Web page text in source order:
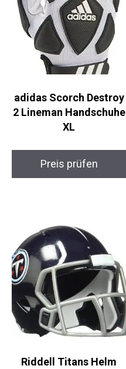
adidas Scorch Destroy
2 Lineman Handschuhe
XL
Preis prüfen
Riddell Titans Helm